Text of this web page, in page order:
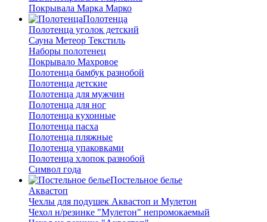
Покрывала Марка Марко
Полотенца
Полотенца уголок детский
Сауна Метеор Текстиль
Наборы полотенец
Покрывало Махровое
Полотенца бамбук разнобой
Полотенца детские
Полотенца для мужчин
Полотенца для ног
Полотенца кухонные
Полотенца пасха
Полотенца пляжные
Полотенца упаковками
Полотенца хлопок разнобой
Символ года
Постельное белье
Аквастоп
Чехлы для подушек Аквастоп и Мулетон
Чехол н/резинке "Мулетон" непромокаемый